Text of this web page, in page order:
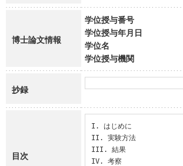
博士論文情報
学位授与番号
学位授与年月日
学位名
学位授与機関
抄録
目次
I. はじめに
II. 実験方法
III. 結果
IV. 考察